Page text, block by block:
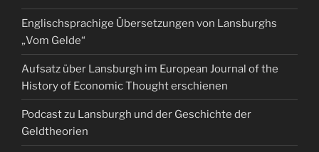
Englischsprachige Übersetzungen von Lansburghs
„Vom Gelde“
Aufsatz über Lansburgh im European Journal of the
History of Economic Thought erschienen
Podcast zu Lansburgh und der Geschichte der
Geldtheorien